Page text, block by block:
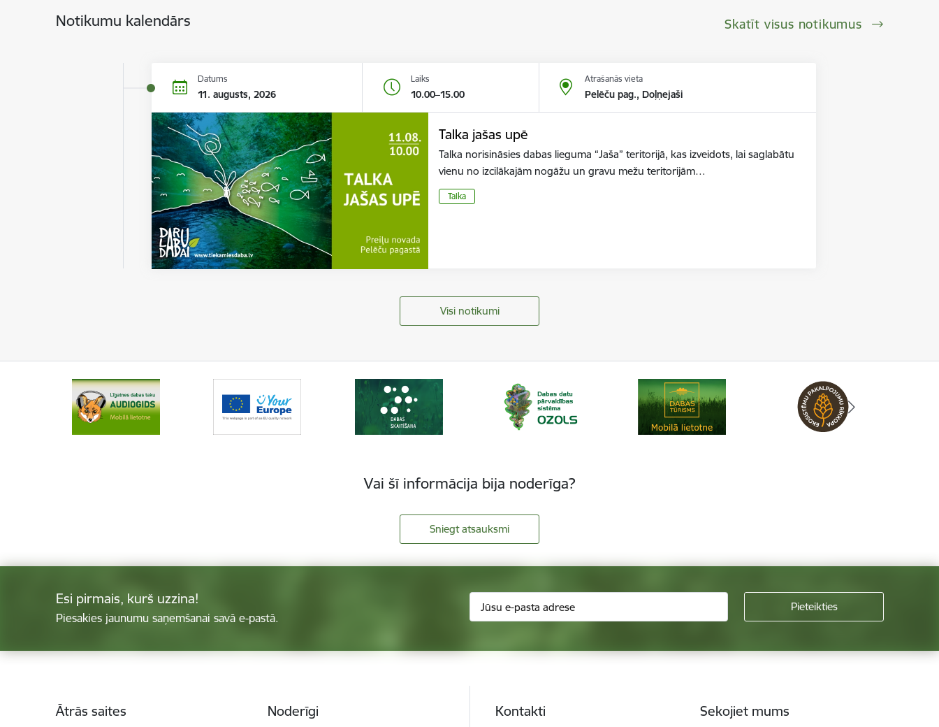
Notikumu kalendārs Skatīt visus notikumus
Datums
11. augusts, 2026
Laiks
10.00–15.00
Atrašanās vieta
Pelēču pag., Doļņejaši
Talka jašas upē
Talka norisināsies dabas lieguma “Jaša” teritorijā, kas izveidots, lai saglabātu
vienu no izcilākajām nogāžu un gravu mežu teritorijām…
Talka
Visi notikumi
Vai šī informācija bija noderīga?
Sniegt atsauksmi
Esi pirmais, kurš uzzina!
Piesakies jaunumu saņemšanai savā e-pastā.
Ātrās saites Noderīgi Kontakti Sekojiet mums